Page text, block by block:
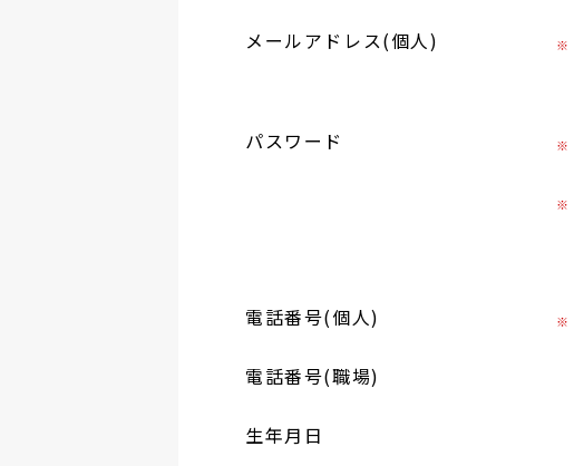
メールアドレス(個人)
※
パスワード ※
※
電話番号(個人) ※
電話番号(職場)
生年月日